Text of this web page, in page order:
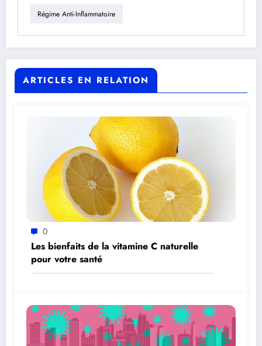
Régime Anti-Inflammatoire
ARTICLES EN RELATION
0
Les bienfaits de la vitamine C naturelle
pour votre santé